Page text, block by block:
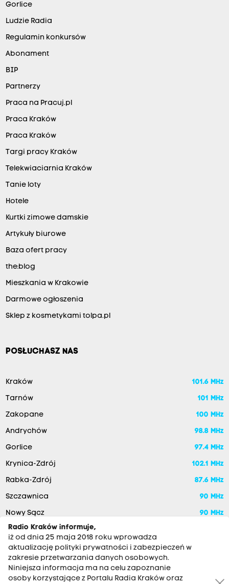
Gorlice
Ludzie Radia
Regulamin konkursów
Abonament
BIP
Partnerzy
Praca na Pracuj.pl
Praca Kraków
Praca Kraków
Targi pracy Kraków
Telekwiaciarnia Kraków
Tanie loty
Hotele
Kurtki zimowe damskie
Artykuły biurowe
Baza ofert pracy
the:blog
Mieszkania w Krakowie
Darmowe ogłoszenia
Sklep z kosmetykami tolpa.pl
POSŁUCHASZ NAS
Kraków 101.6 MHz
Tarnów 101 MHz
Zakopane 100 MHz
Andrychów 98.8 MHz
Gorlice 97.4 MHz
Krynica-Zdrój 102.1 MHz
Rabka-Zdrój 87.6 MHz
Szczawnica 90 MHz
Nowy Sącz
90 MHz
Radio Kraków informuje,
iż od dnia 25 maja 2018 roku wprowadza
aktualizację polityki prywatności i zabezpieczeń w
zakresie przetwarzania danych osobowych.
Niniejsza informacja ma na celu zapoznanie
osoby korzystające z Portalu Radia Kraków oraz